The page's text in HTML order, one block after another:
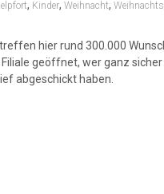
, Kinder, Weihnacht,
hier rund 300.000
geöffnet, wer ganz
abgeschickt haben.